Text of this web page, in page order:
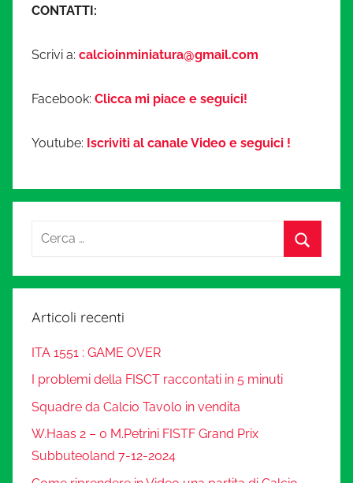
CONTATTI:
Scrivi a: calcioinminiatura@gmail.com
Facebook: Clicca mi piace e seguici!
Youtube: Iscriviti al canale Video e seguici !
Articoli recenti
ITA 1551 : GAME OVER
I problemi della FISCT raccontati in 5 minuti
Squadre da Calcio Tavolo in vendita
W.Haas 2 – 0 M.Petrini FISTF Grand Prix
Subbuteoland 7-12-2024